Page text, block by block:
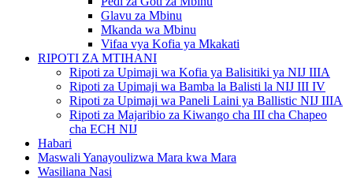
Glavu za Mbinu
Mkanda wa Mbinu
Vifaa vya Kofia ya Mkakati
RIPOTI ZA MTIHANI
Ripoti za Upimaji wa Kofia ya Balisitiki ya NIJ IIIA
Ripoti za Upimaji wa Bamba la Balisti la NIJ III IV
Ripoti za Upimaji wa Paneli Laini ya Ballistic NIJ IIIA
Ripoti za Majaribio za Kiwango cha III cha Chapeo
cha ECH NIJ
Habari
Maswali Yanayoulizwa Mara kwa Mara
Wasiliana Nasi